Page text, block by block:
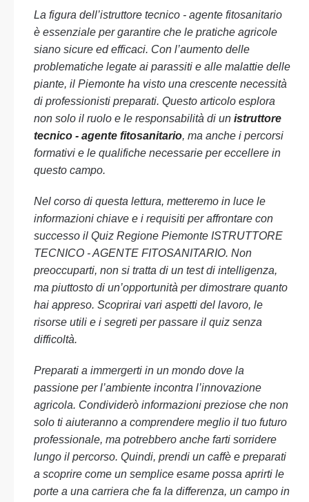
La figura dell’istruttore tecnico - agente fitosanitario
è essenziale per garantire che le pratiche agricole
siano sicure ed efficaci. Con l’aumento delle
problematiche legate ai parassiti e alle malattie delle
piante, il Piemonte ha visto una crescente necessità
di professionisti preparati. Questo articolo esplora
non solo il ruolo e le responsabilità di un istruttore
tecnico - agente fitosanitario, ma anche i percorsi
formativi e le qualifiche necessarie per eccellere in
questo campo.
Nel corso di questa lettura, metteremo in luce le
informazioni chiave e i requisiti per affrontare con
successo il Quiz Regione Piemonte ISTRUTTORE
TECNICO - AGENTE FITOSANITARIO. Non
preoccuparti, non si tratta di un test di intelligenza,
ma piuttosto di un’opportunità per dimostrare quanto
hai appreso. Scoprirai vari aspetti del lavoro, le
risorse utili e i segreti per passare il quiz senza
difficoltà.
Preparati a immergerti in un mondo dove la
passione per l’ambiente incontra l’innovazione
agricola. Condividerò informazioni preziose che non
solo ti aiuteranno a comprendere meglio il tuo futuro
professionale, ma potrebbero anche farti sorridere
lungo il percorso. Quindi, prendi un caffè e preparati
a scoprire come un semplice esame possa aprirti le
porte a una carriera che fa la differenza, un campo in